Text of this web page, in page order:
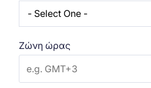
Ζώνη ώρας